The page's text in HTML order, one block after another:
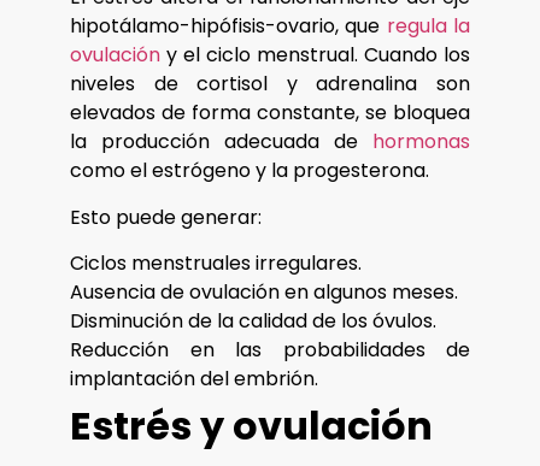
hipotálamo-hipófisis-ovario, que regula la
ovulación y el ciclo menstrual. Cuando los
niveles de cortisol y adrenalina son
elevados de forma constante, se bloquea
la producción adecuada de hormonas
como el estrógeno y la progesterona.
Esto puede generar:
Ciclos menstruales irregulares.
Ausencia de ovulación en algunos meses.
Disminución de la calidad de los óvulos.
Reducción en las probabilidades de
implantación del embrión.
Estrés y ovulación